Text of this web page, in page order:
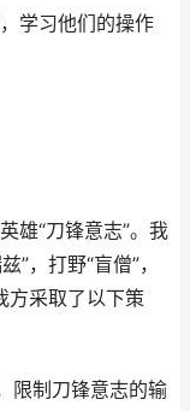
学习他们的操作
雄“刀锋意志”。我
”，打野“盲僧”，
方采取了以下策
限制刀锋意志的输